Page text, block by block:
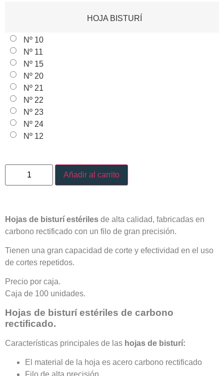
HOJA BISTURÍ
Nº 10
Nº 11
Nº 15
Nº 20
Nº 21
Nº 22
Nº 23
Nº 24
Nº 12
Añadir al carrito
Hojas de bisturí estériles de alta calidad, fabricadas en
carbono rectificado con un filo de gran precisión.
Tienen una gran capacidad de corte y efectividad en el uso
de cortes repetidos.
Precio por caja.
Caja de 100 unidades.
Hojas de bisturí estériles de carbono
rectificado.
Características principales de las hojas de bisturí:
El material de la hoja es acero carbono rectificado